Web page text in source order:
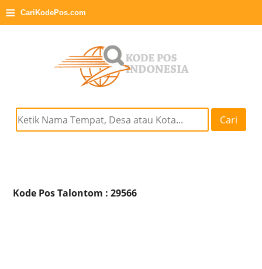
≡ CariKodePos.com
Cari
Kode Pos Talontom : 29566